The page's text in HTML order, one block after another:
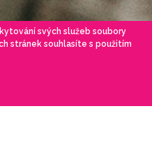
svých služeb soubory
stránek souhlasíte s použitím